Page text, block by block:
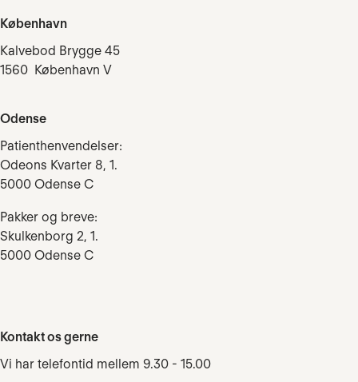
København
Kalvebod Brygge 45
1560 København V
Odense
Patienthenvendelser:
Odeons Kvarter 8, 1.
5000 Odense C
Pakker og breve:
Skulkenborg 2, 1.
5000 Odense C
Kontakt os gerne
Vi har telefontid mellem 9.30 - 15.00